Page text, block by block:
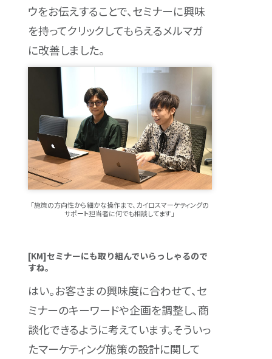
ウをお伝えすることで、セミナーに興味
を持ってクリックしてもらえるメルマガ
に改善しました。
「施策の方向性から細かな操作まで、カイロスマーケティングの
サポート担当者に何でも相談してます」
[KM]セミナーにも取り組んでいらっしゃるので
すね。
はい。お客さまの興味度に合わせて、セ
ミナーのキーワードや企画を調整し、商
談化できるように考えています。そういっ
たマーケティング施策の設計に関して